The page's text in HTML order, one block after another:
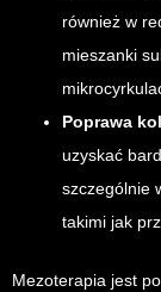
również w
mieszanki
Poprawa
uzyskać
szczególnie
takimi jak
Mezoterapia jest